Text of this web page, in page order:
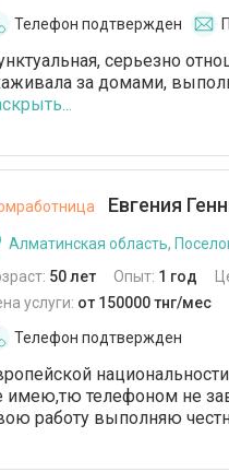
Телефон подтвержден
серьезно
за домами,
Евгения
Алматинская область,
50 лет Опыт: 1 год
услуги: от 150000 тнг/мес
Телефон подтвержден
имею,тю телефоном не
работу выполняю